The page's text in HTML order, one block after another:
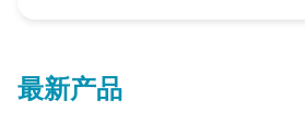
最新产品